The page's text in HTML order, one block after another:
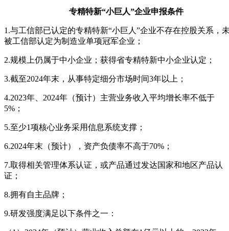
专精特新“小巨人”企业申报条件
1.与工信部已认定的专精特新“小巨人”企业不存在控股关系，
被工信部认定为制造业单项冠军企业；
2.规模上仍属于中小企业；获得省专精特新中小企业认定；
3.截至2024年末，从事特定细分市场时间3年以上；
4.2023年、2024年（预计）主营业务收入平均增长率不低于
5%；
5.至少1项核心业务采用信息系统支撑；
6.2024年末（预计），资产负债率不高于70%；
7.取得相关管理体系认证，或产品通过发达国家和地区产品认
证；
8.拥有自主品牌；
9.研发强度满足以下条件之一：